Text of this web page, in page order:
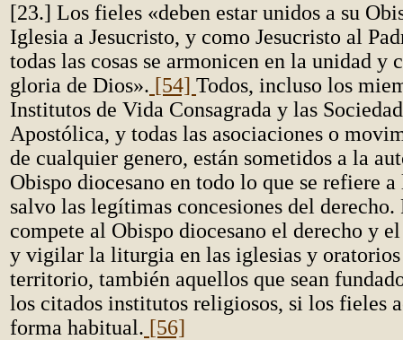
[23.] Los fieles «deben estar unidos a su
Iglesia a Jesucristo, y como Jesucristo al
todas las cosas se armonicen en la unidad y
gloria de Dios». [54] Todos, incluso los
Institutos de Vida Consagrada y las
Apostólica, y todas las asociaciones o
de cualquier genero, están sometidos a la
Obispo diocesano en todo lo que se refiere
salvo las legítimas concesiones del
compete al Obispo diocesano el derecho y
y vigilar la liturgia en las iglesias y oratorios
territorio, también aquellos que sean
los citados institutos religiosos, si los fieles
forma habitual. [56]